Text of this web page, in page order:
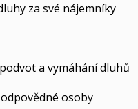
za své nájemníky
a vymáhání dluhů
osoby